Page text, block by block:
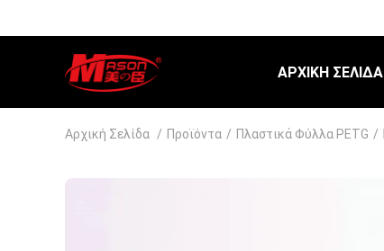
ΑΡΧΙΚΉ ΣΕΛΊΔΑ
Αρχική Σελίδα / Προϊόντα / Πλαστικά Φύλλα PETG /